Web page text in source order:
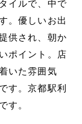
イルで、中で
。優しいお出
供され、朝か
ポイント。店
いた雰囲気
す。京都駅利
す。